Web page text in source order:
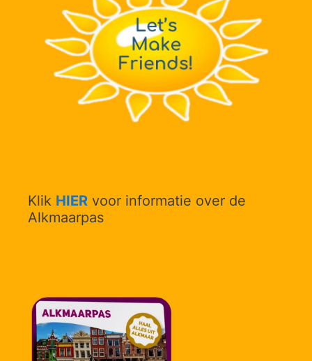
Klik HIER voor informatie over de
Alkmaarpas